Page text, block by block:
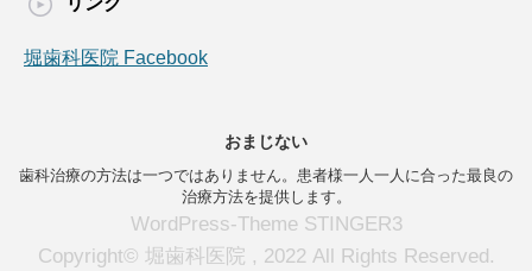
ー
堀歯科医院 Facebook
おまじない
歯科治療の方法は一つではありません。患者様一人一人に合った最良の
治療方法を提供します。
WordPress-Theme STINGER3
Copyright© 堀歯科医院 , 2022 All Rights Reserved.